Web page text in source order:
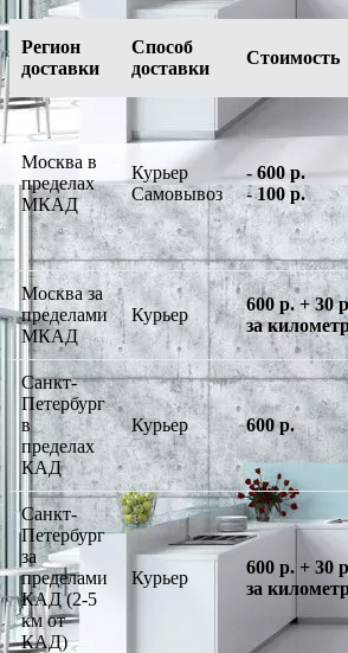
Регион
доставки
Способ
доставки
Стоимость
Москва в
пределах
МКАД
Курьер
Самовывоз
- 600 р.
-100 р.
Москва за
пределами
МКАД
Курьер
600 р. + 30
за
Санкт-
Петербург
в
пределах
КАД
Курьер 600 р.
Санкт-
Петербург
за
пределами
КАД (2-5
км от
КАД)
Курьер
600 р. + 30
за